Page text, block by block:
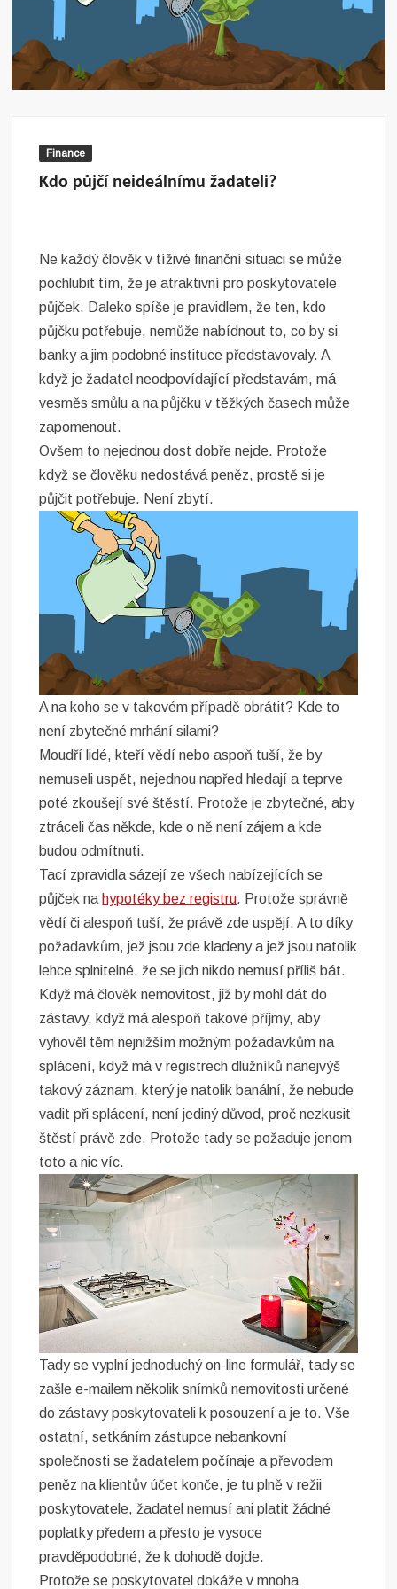
Finance
Kdo půjčí neideálnímu žadateli?
Ne každý člověk v tíživé finanční situaci se může
pochlubit tím, že je atraktivní pro poskytovatele
půjček. Daleko spíše je pravidlem, že ten, kdo
půjčku potřebuje, nemůže nabídnout to, co by si
banky a jim podobné instituce představovaly. A
když je žadatel neodpovídající představám, má
vesměs smůlu a na půjčku v těžkých časech může
zapomenout.
Ovšem to nejednou dost dobře nejde. Protože
když se člověku nedostává peněz, prostě si je
půjčit potřebuje. Není zbytí.
A na koho se v takovém případě obrátit? Kde to
není zbytečné mrhání silami?
Moudří lidé, kteří vědí nebo aspoň tuší, že by
nemuseli uspět, nejednou napřed hledají a teprve
poté zkoušejí své štěstí. Protože je zbytečné, aby
ztráceli čas někde, kde o ně není zájem a kde
budou odmítnuti.
Tací zpravidla sázejí ze všech nabízejících se
půjček na hypotéky bez registru. Protože správně
vědí či alespoň tuší, že právě zde uspějí. A to díky
požadavkům, jež jsou zde kladeny a jež jsou natolik
lehce splnitelné, že se jich nikdo nemusí příliš bát.
Když má člověk nemovitost, již by mohl dát do
zástavy, když má alespoň takové příjmy, aby
vyhověl těm nejnižším možným požadavkům na
splácení, když má v registrech dlužníků nanejvýš
takový záznam, který je natolik banální, že nebude
vadit při splácení, není jediný důvod, proč nezkusit
štěstí právě zde. Protože tady se požaduje jenom
toto a nic víc.
Tady se vyplní jednoduchý on-line formulář, tady se
zašle e-mailem několik snímků nemovitosti určené
do zástavy poskytovateli k posouzení a je to. Vše
ostatní, setkáním zástupce nebankovní
společnosti se žadatelem počínaje a převodem
peněz na klientův účet konče, je tu plně v režii
poskytovatele, žadatel nemusí ani platit žádné
poplatky předem a přesto je vysoce
pravděpodobné, že k dohodě dojde.
Protože se poskytovatel dokáže v mnoha